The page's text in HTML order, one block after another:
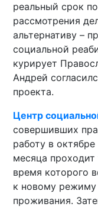
реальный срок
рассмотрения
альтернативу –
социальной
курирует
Андрей
проекта.
Центр
совершивших
работу в
месяца
время которого
к новому режиму
проживания.